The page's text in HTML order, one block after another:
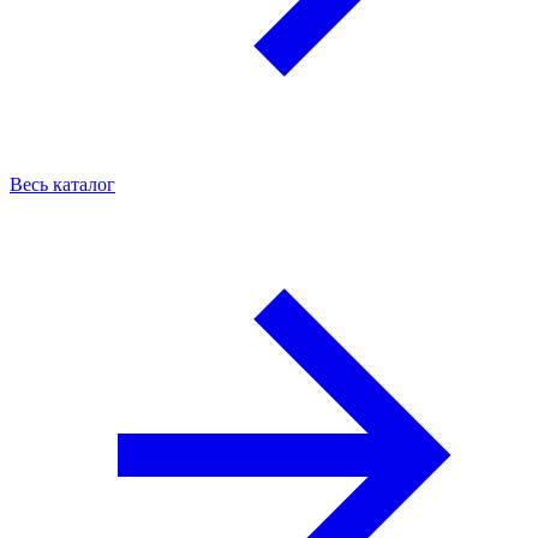
Весь каталог